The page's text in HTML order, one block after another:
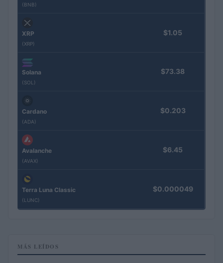
(BNB)
XRP
(XRP)
$1.05
Solana
(SOL)
$73.38
Cardano
(ADA)
$0.203
Avalanche
(AVAX)
$6.45
Terra Luna Classic
(LUNC)
$0.000049
MÁS LEÍDOS